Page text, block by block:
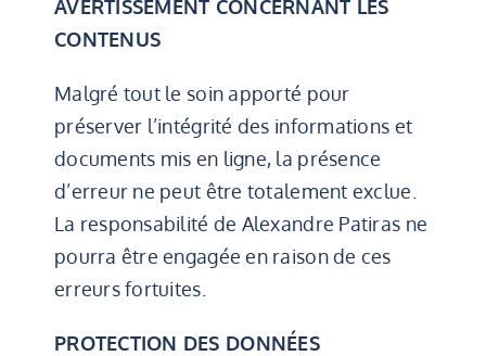
AVERTISSEMENT CONCERNANT LES
CONTENUS
Malgré tout le soin apporté pour
préserver l’intégrité des informations et
documents mis en ligne, la présence
d’erreur ne peut être totalement exclue.
La responsabilité de Alexandre Patiras ne
pourra être engagée en raison de ces
erreurs fortuites.
PROTECTION DES DONNÉES